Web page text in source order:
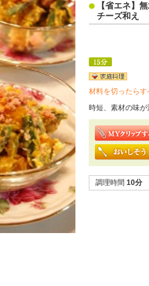
【省エネ】
チーズ和え
材料を切ったらす
時短、素材の味
調理時間 10分